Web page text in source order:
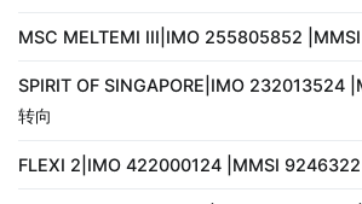
MSC MELTEMI III|IMO 255805852
SPIRIT OF SINGAPORE|IMO 232013524
转向
FLEXI 2|IMO 422000124 |MMSI 9246322